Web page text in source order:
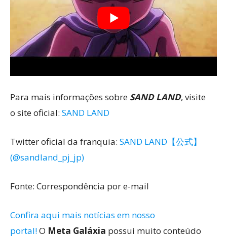
Para mais informações sobre SAND LAND, visite
o site oficial: SAND LAND
Twitter oficial da franquia: SAND LAND【公式】
(@sandland_pj_jp)
Fonte: Correspondência por e-mail
Confira aqui mais notícias em nosso
portal!O Meta Galáxia possui muito conteúdo